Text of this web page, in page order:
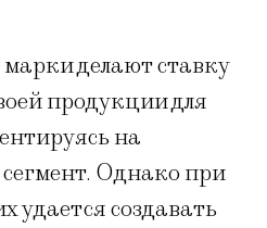
делают ставку
продукции для
на
Однако при
удается создавать